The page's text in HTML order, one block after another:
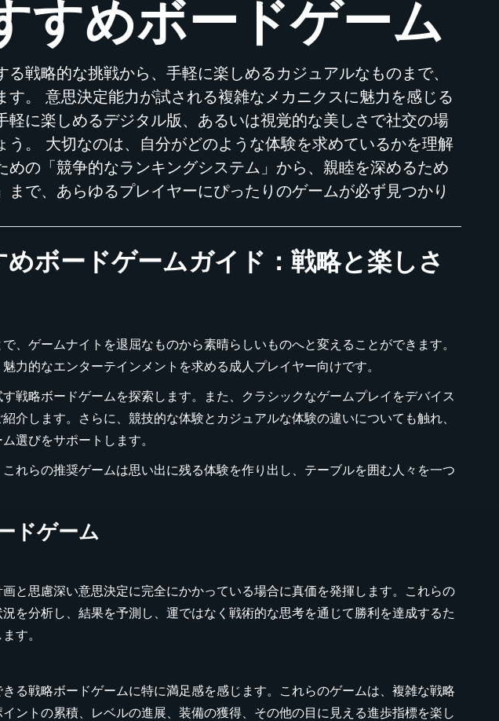
すめボードゲーム
戦略的な挑戦から、手軽に楽しめるカジュアルなものまで、
。 意思決定能力が試される複雑なメカニクスに魅力を感じる
に楽しめるデジタル版、あるいは視覚的な美しさで社交の場
う。 大切なのは、自分がどのような体験を求めているかを理解
の「競争的なランキングシステム」から、親睦を深めるため
で、あらゆるプレイヤーにぴったりのゲームが必ず見つかり
ボードゲームガイド：戦略と楽しさ
、ゲームナイトを退屈なものから素晴らしいものへと変えることができます。
力的なエンターテインメントを求める成人プレイヤー向けです。
戦略ボードゲームを探索します。また、クラシックなゲームプレイをデバイス
介します。さらに、競技的な体験とカジュアルな体験の違いについても触れ、
選びをサポートします。
れらの推奨ゲームは思い出に残る体験を作り出し、テーブルを囲む人々を一つ
ドゲーム
と思慮深い意思決定に完全にかかっている場合に真価を発揮します。これらの
を分析し、結果を予測し、運ではなく戦術的な思考を通じて勝利を達成するた
す。
る戦略ボードゲームに特に満足感を感じます。これらのゲームは、複雑な戦略
ントの累積、レベルの進展、装備の獲得、その他の目に見える進歩指標を楽し